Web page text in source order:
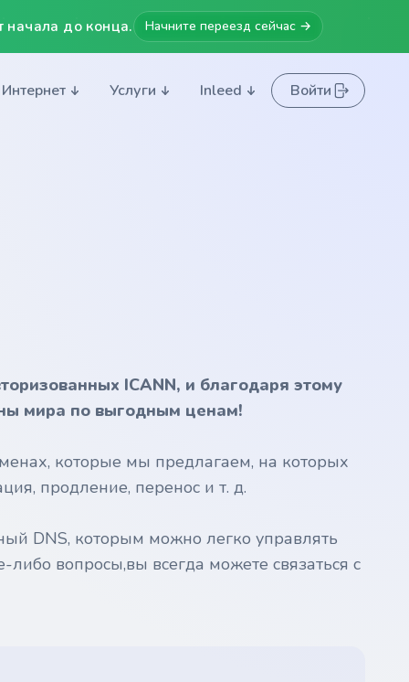
до конца. Начните переезд сейчас →
Интернет Услуги Inleed Войти
ICANN, и благодаря этому
мира по выгодным ценам!
которые мы предлагаем, на которых
продление, перенос и т. д.
DNS, которым можно легко управлять
вопросы,вы всегда можете связаться с